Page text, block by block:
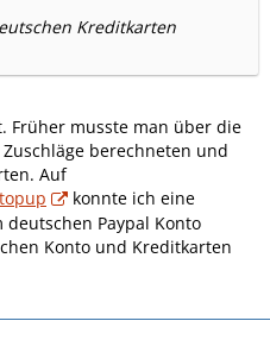
Kreditkarten
Früher musste man über die
berechneten und
Auf
konnte ich eine
deutschen Paypal Konto
Konto und Kreditkarten